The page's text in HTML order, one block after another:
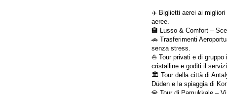
✈️ Biglietti aerei ai migliori
aeree.
🏨 Lusso & Comfort –
🚗 Trasferimenti
senza stress.
⛵ Tour privati ​​e di
cristalline e goditi il
🏛️ Tour della città di
Düden e la spiaggia di